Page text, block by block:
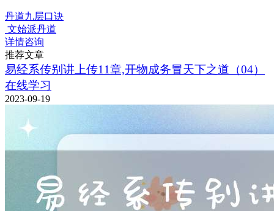
丹道九层口诀
文始派丹道
详情咨询
推荐文章
易经系传别讲上传11章,开物成务冒天下之道（04）
在线学习
2023-09-19